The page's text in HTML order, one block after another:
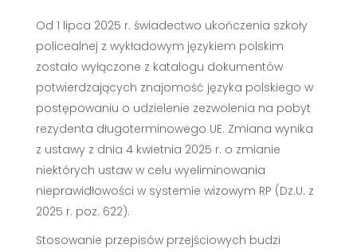
Od 1 lipca 2025 r. świadectwo ukończenia szkoły
policealnej z wykładowym językiem polskim
zostało wyłączone z katalogu dokumentów
potwierdzających znajomość języka polskiego w
postępowaniu o udzielenie zezwolenia na pobyt
rezydenta długoterminowego UE. Zmiana wynika
z ustawy z dnia 4 kwietnia 2025 r. o zmianie
niektórych ustaw w celu wyeliminowania
nieprawidłowości w systemie wizowym RP (Dz.U. z
2025 r. poz. 622).
Stosowanie przepisów przejściowych budzi